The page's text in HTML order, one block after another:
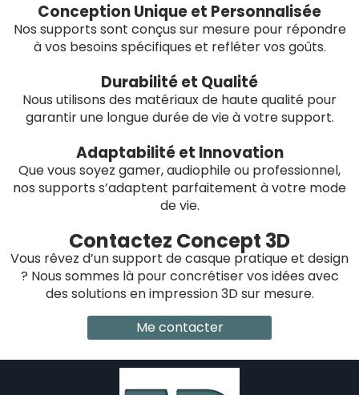
Conception Unique et Personnalisée
Nos supports sont conçus sur mesure pour répondre
à vos besoins spécifiques et refléter vos goûts.
Durabilité et Qualité
Nous utilisons des matériaux de haute qualité pour
garantir une longue durée de vie à votre support.
Adaptabilité et Innovation
Que vous soyez gamer, audiophile ou professionnel,
nos supports s’adaptent parfaitement à votre mode
de vie.
Contactez Concept 3D
Vous rêvez d’un support de casque pratique et design
? Nous sommes là pour concrétiser vos idées avec
des solutions en impression 3D sur mesure.
Me contacter